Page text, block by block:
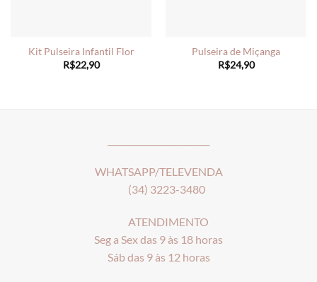
Kit Pulseira Infantil Flor
R$22,90
Pulseira de Miçanga
R$24,90
WHATSAPP/TELEVENDA
(34) 3223-3480
ATENDIMENTO
Seg a Sex das 9 às 18 horas
Sáb das 9 às 12 horas